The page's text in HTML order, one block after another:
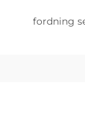
fordning